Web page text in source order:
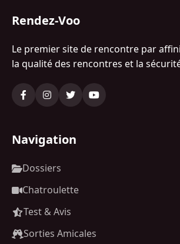
Rendez-Voo
Le premier site de rencontre par
la qualité des rencontres et la
Navigation
Dossiers
Chatroulette
Test & Avis
Sorties Amicales